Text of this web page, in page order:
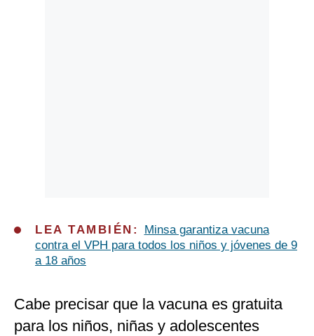
LEA TAMBIÉN:
Minsa garantiza vacuna
contra el VPH para todos los niños y jóvenes de 9
a 18 años
Cabe precisar que la vacuna es gratuita
para los niños, niñas y adolescentes